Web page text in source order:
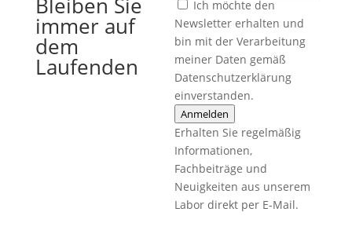
immer auf
dem
Laufenden
Ich möchte den
Newsletter erhalten und
bin mit der Verarbeitung
meiner Daten gemäß
Datenschutzerklärung
einverstanden.
Anmelden
Erhalten Sie regelmäßig
Informationen,
Fachbeiträge und
Neuigkeiten aus unserem
Labor direkt per E-Mail.